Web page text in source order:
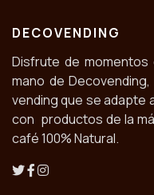
DECOVENDING
Disfrute de momentos
mano de
vending que se adapte
con productos de la
café 100% Natural.